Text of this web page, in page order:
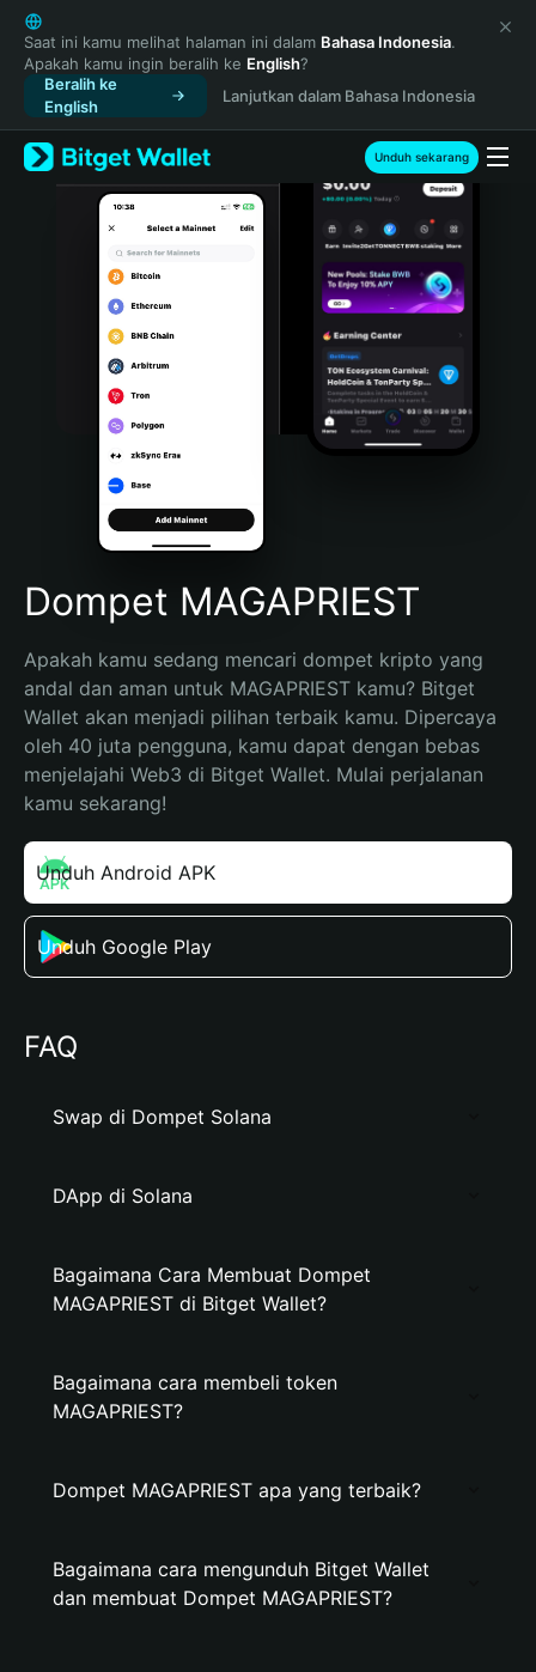
English
日本語
Tiếng Việt
Русский
Español (Latinoamérica)
Türkçe
Italiano
Português (Portugal)
Bahasa Indonesia
Português (Brasil)
Español (Argentina)
Saat ini kamu melihat halaman ini dalam Bahasa Indonesia.
Apakah kamu ingin beralih ke English?
Beralih ke
English
Lanjutkan dalam Bahasa Indonesia
Unduh sekarang
Dompet MAGAPRIEST
Apakah kamu sedang mencari dompet kripto yang
andal dan aman untuk MAGAPRIEST kamu? Bitget
Wallet akan menjadi pilihan terbaik kamu. Dipercaya
oleh 40 juta pengguna, kamu dapat dengan bebas
menjelajahi Web3 di Bitget Wallet. Mulai perjalanan
kamu sekarang!
Unduh Android APK
Unduh Google Play
FAQ
Swap di Dompet Solana
DApp di Solana
Bagaimana Cara Membuat Dompet
MAGAPRIEST di Bitget Wallet?
Bagaimana cara membeli token
MAGAPRIEST?
Dompet MAGAPRIEST apa yang terbaik?
Bagaimana cara mengunduh Bitget Wallet
dan membuat Dompet MAGAPRIEST?